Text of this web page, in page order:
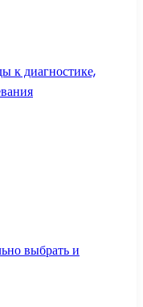
к диагностике,
выбрать и